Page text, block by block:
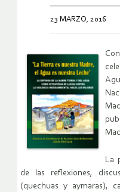
23 MARZO, 2016
La
de las reflexiones,
(quechuas y aymaras),